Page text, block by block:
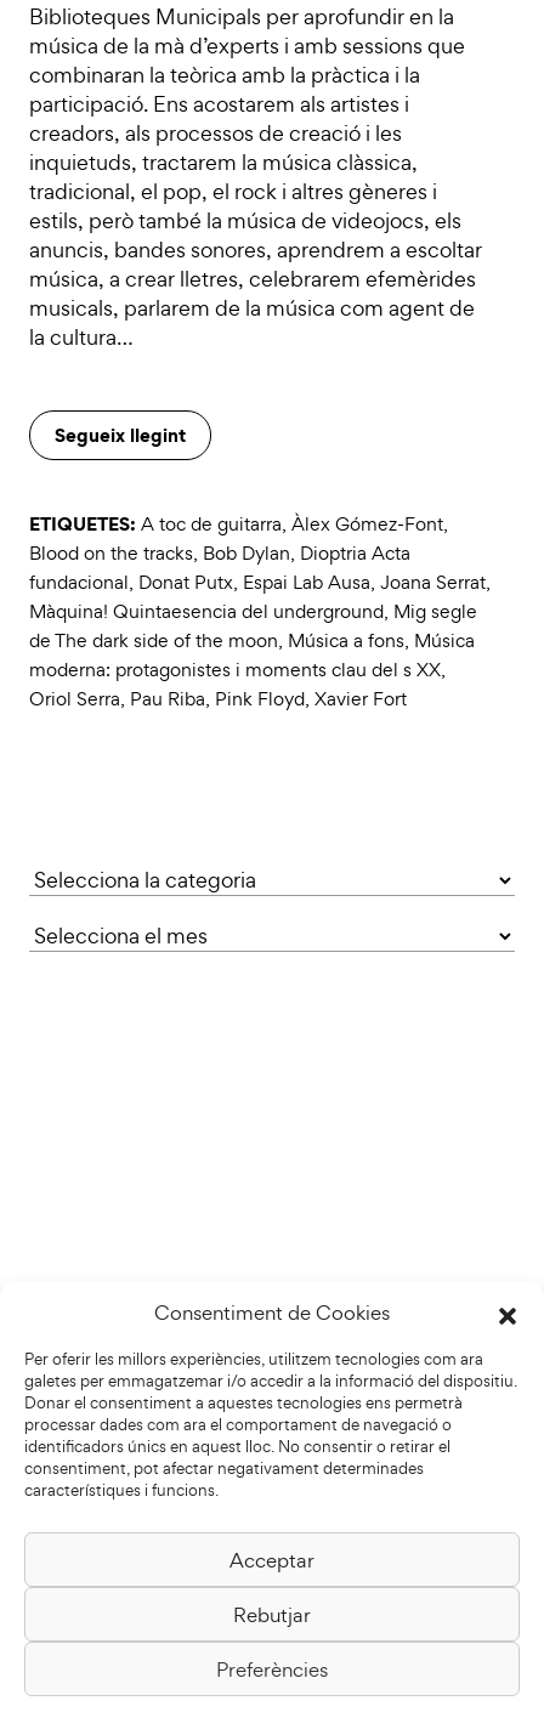
Consentiment de Cookies
Per oferir les millors experiències, utilitzem tecnologies com ara
galetes per emmagatzemar i/o accedir a la informació del dispositiu.
Donar el consentiment a aquestes tecnologies ens permetrà
processar dades com ara el comportament de navegació o
identificadors únics en aquest lloc. No consentir o retirar el
consentiment, pot afectar negativament determinades
característiques i funcions.
Acceptar
Rebutjar
Preferències
Biblioteques Municipals per aprofundir en la
música de la mà d’experts i amb sessions que
combinaran la teòrica amb la pràctica i la
participació. Ens acostarem als artistes i
creadors, als processos de creació i les
inquietuds, tractarem la música clàssica,
tradicional, el pop, el rock i altres gèneres i
estils, però també la música de videojocs, els
anuncis, bandes sonores, aprendrem a escoltar
música, a crear lletres, celebrarem efemèrides
musicals, parlarem de la música com agent de
la cultura…
Segueix llegint
ETIQUETES: A toc de guitarra, Àlex Gómez-Font,
Blood on the tracks, Bob Dylan, Dioptria Acta
fundacional, Donat Putx, Espai Lab Ausa, Joana Serrat,
Màquina! Quintaesencia del underground, Mig segle
de The dark side of the moon, Música a fons, Música
moderna: protagonistes i moments clau del s XX,
Oriol Serra, Pau Riba, Pink Floyd, Xavier Fort
Categories
Biblioteca Pilarin Bayés
Passeig de la Generalitat, 1
08500 Vic